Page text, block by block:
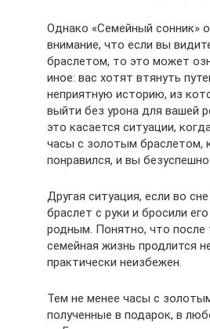
Однако «Семейный сонник»
внимание, что если вы
браслетом, то это может
иное: вас хотят втянуть
неприятную историю, из
выйти без урона для вашей
это касается ситуации,
часы с золотым браслетом,
понравился, и вы
Другая ситуация, если во
браслет с руки и бросили
родным. Понятно, что после
семейная жизнь продлится
практически неизбежен.
Тем не менее часы с
полученные в подарок, в